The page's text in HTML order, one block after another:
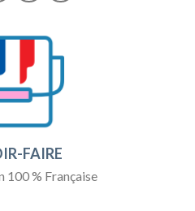
FAIRE
% Française